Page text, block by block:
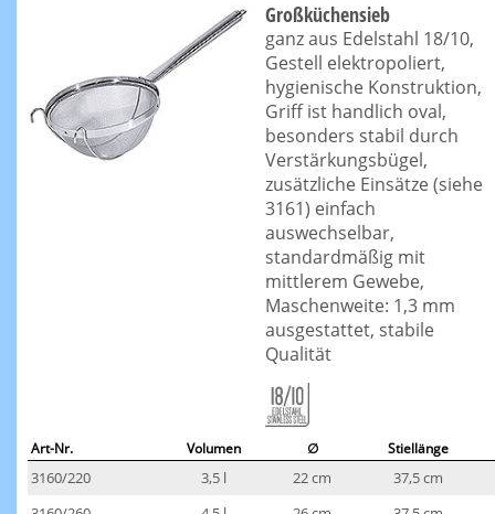
Großküchensieb
ganz aus Edelstahl 18/10,
Gestell elektropoliert,
hygienische Konstruktion,
Griff ist handlich oval,
besonders stabil durch
Verstärkungsbügel,
zusätzliche Einsätze (siehe
3161) einfach
auswechselbar,
standardmäßig mit
mittlerem Gewebe,
Maschenweite: 1,3 mm
ausgestattet, stabile
Qualität
Art-Nr. Volumen ∅ Stiellänge
3160/220 3,5 l 22 cm
37,5 cm